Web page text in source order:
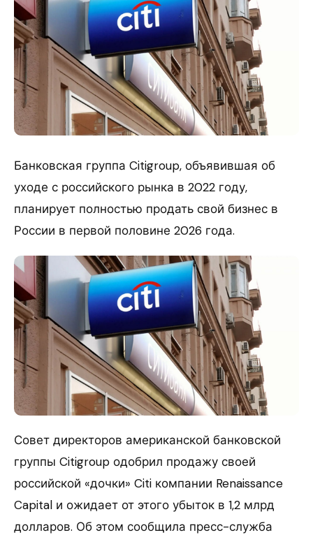
Банковская группа Citigroup, объявившая об
уходе с российского рынка в 2022 году,
планирует полностью продать свой бизнес в
России в первой половине 2026 года.
Совет директоров американской банковской
группы Citigroup одобрил продажу своей
российской «дочки» Citi компании Renaissance
Capital и ожидает от этого убыток в 1,2 млрд
долларов. Об этом сообщила пресс-служба